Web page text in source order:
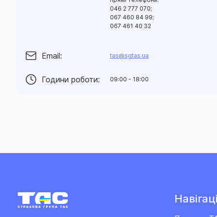
046 2 777 070;
067 460 84 99;
067 461 40 32
Email: tas@sgtas.ua
Години роботи: 09:00 - 18:00